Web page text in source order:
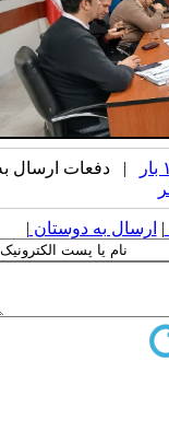
| دفعات ارسال به
ارسال به دوستان|